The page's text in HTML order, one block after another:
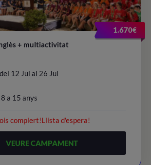
1.670€
+ multiactivitat
12 Jul al 26 Jul
a 15 anys
complert!Llista d'espera!
VEURE CAMPAMENT